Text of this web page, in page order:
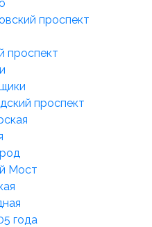
проспект
проспект
проспект
Мост
года